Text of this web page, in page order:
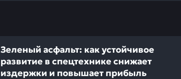
Зеленый асфальт: как устойчивое
развитие в спецтехнике снижает
издержки и повышает прибыль